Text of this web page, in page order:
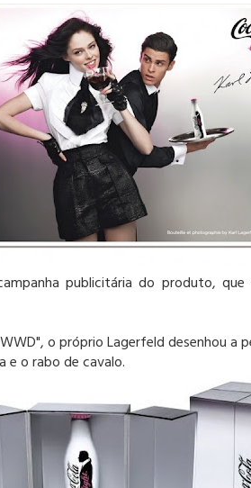
publicitária do produto,
o próprio Lagerfeld desenhou a
e o rabo de cavalo.